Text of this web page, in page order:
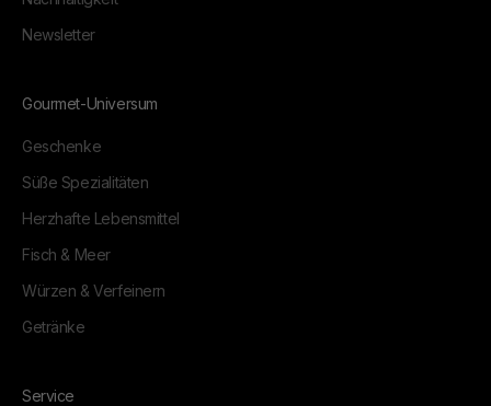
Newsletter
Gourmet-Universum
Geschenke
Süße Spezialitäten
Herzhafte Lebensmittel
Fisch & Meer
Würzen & Verfeinern
Getränke
Service